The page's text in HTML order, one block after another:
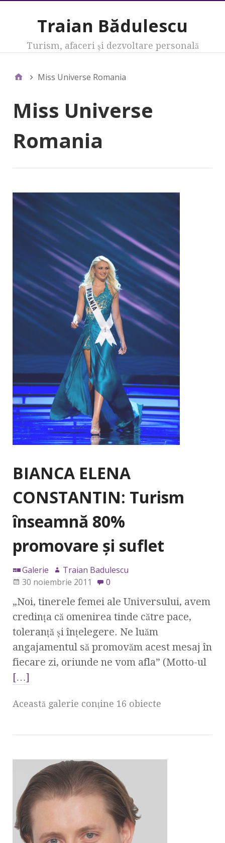
Traian Bădulescu
Turism, afaceri şi dezvoltare personală
Miss Universe Romania
Miss Universe
Romania
BIANCA ELENA
CONSTANTIN: Turism
înseamnă 80%
promovare şi suflet
Galerie
Traian Badulescu
30 noiembrie 2011
0
„Noi, tinerele femei ale Universului, avem
credinţa că omenirea tinde către pace,
toleranţă şi înţelegere. Ne luăm
angajamentul să promovăm acest mesaj în
fiecare zi, oriunde ne vom afla” (Motto-ul
[…]
Această galerie conţine 16 obiecte